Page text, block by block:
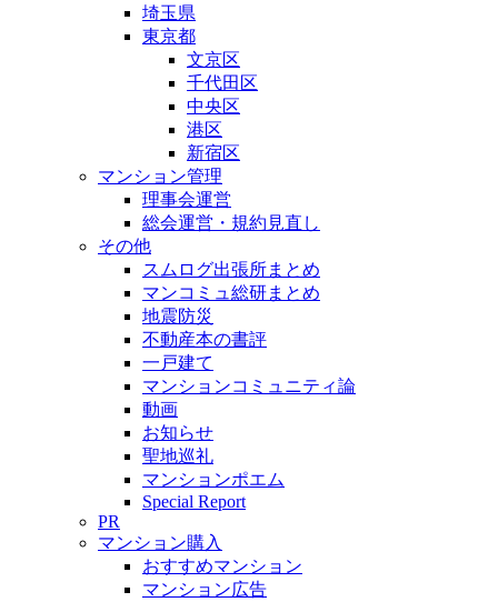
埼玉県
東京都
文京区
千代田区
中央区
港区
新宿区
マンション管理
理事会運営
総会運営・規約見直し
その他
スムログ出張所まとめ
マンコミュ総研まとめ
地震防災
不動産本の書評
一戸建て
マンションコミュニティ論
動画
お知らせ
聖地巡礼
マンションポエム
Special Report
PR
マンション購入
おすすめマンション
マンション広告